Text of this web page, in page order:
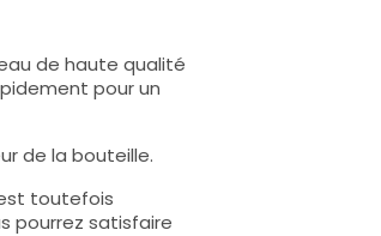
de haute qualité
pour un
de la bouteille.
toutefois
pourrez satisfaire